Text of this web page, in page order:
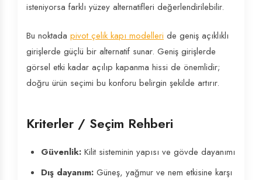
isteniyorsa farklı yüzey alternatifleri değerlendirilebilir.
Bu noktada pivot çelik kapı modelleri de geniş açıklıklı
girişlerde güçlü bir alternatif sunar. Geniş girişlerde
görsel etki kadar açılıp kapanma hissi de önemlidir;
doğru ürün seçimi bu konforu belirgin şekilde artırır.
Kriterler / Seçim Rehberi
Güvenlik: Kilit sisteminin yapısı ve gövde dayanımı
Dış dayanım: Güneş, yağmur ve nem etkisine karşı